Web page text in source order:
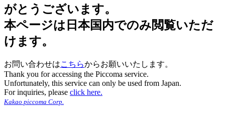
がとうございます。
本ページは日本国内でのみ閲覧いただ
けます。
お問い合わせはこちらからお願いいたします。
Thank you for accessing the Piccoma service.
Unfortunately, this service can only be used from Japan.
For inquiries, please click here.
Kakao piccoma Corp.